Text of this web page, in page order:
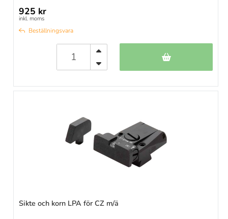
925 kr
inkl. moms
Beställningsvara
Sikte och korn LPA för CZ m/ä